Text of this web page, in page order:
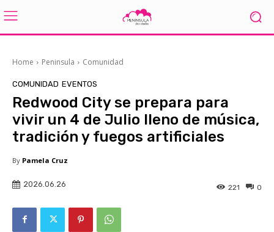
Home Peninsula Comunidad
COMUNIDAD EVENTOS
Redwood City se prepara para
vivir un 4 de Julio lleno de música,
tradición y fuegos artificiales
By Pamela Cruz
2026.06.26 0
221